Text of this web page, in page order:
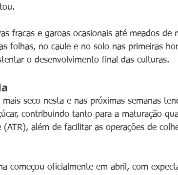
fracas e garoas ocasionais até meados de
folhas, no caule e no solo nas primeiras
o desenvolvimento final das culturas.
seco nesta e nas próximas semanas
contribuindo tanto para a maturação
(ATR), além de facilitar as operações de
começou oficialmente em abril, com